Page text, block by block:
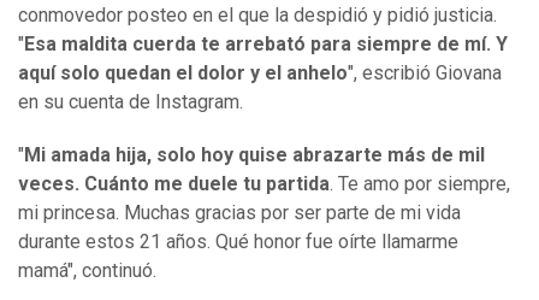
conmovedor posteo en el que la despidió y pidió justicia.
" Esa maldita cuerda te arrebató para siempre de mí. Y
aquí solo quedan el dolor y el anhelo", escribió Giovana
en su cuenta de Instagram.
" Mi amada hija, solo hoy quise abrazarte más de mil
veces. Cuánto me duele tu partida. Te amo por siempre,
mi princesa. Muchas gracias por ser parte de mi vida
durante estos 21 años. Qué honor fue oírte llamarme
mamá", continuó.